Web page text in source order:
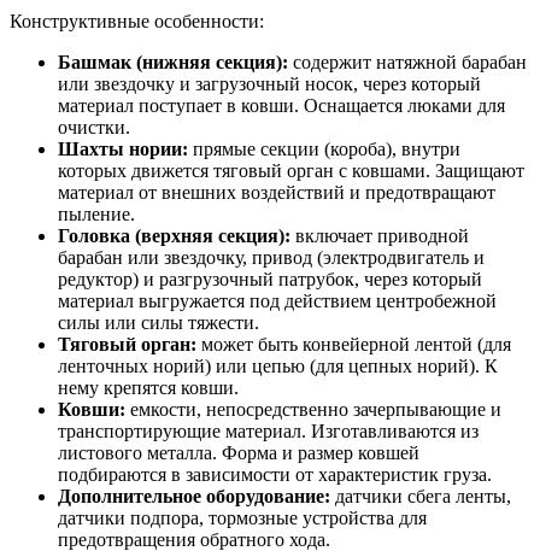
Конструктивные особенности:
Башмак (нижняя секция): содержит натяжной барабан
или звездочку и загрузочный носок, через который
материал поступает в ковши. Оснащается люками для
очистки.
Шахты нории: прямые секции (короба), внутри
которых движется тяговый орган с ковшами. Защищают
материал от внешних воздействий и предотвращают
пыление.
Головка (верхняя секция): включает приводной
барабан или звездочку, привод (электродвигатель и
редуктор) и разгрузочный патрубок, через который
материал выгружается под действием центробежной
силы или силы тяжести.
Тяговый орган: может быть конвейерной лентой (для
ленточных норий) или цепью (для цепных норий). К
нему крепятся ковши.
Ковши: емкости, непосредственно зачерпывающие и
транспортирующие материал. Изготавливаются из
листового металла. Форма и размер ковшей
подбираются в зависимости от характеристик груза.
Дополнительное оборудование: датчики сбега ленты,
датчики подпора, тормозные устройства для
предотвращения обратного хода.